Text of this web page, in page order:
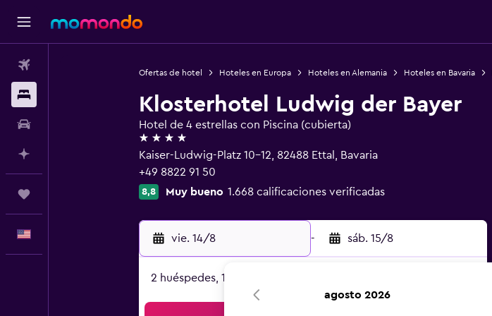
Ofertas de hotel Hoteles en Europa Hoteles en Alemania Hoteles en Bavaria
Klosterhotel Ludwig der Bayer
Hotel de 4 estrellas con Piscina (cubierta)
4 estrellas
Kaiser-Ludwig-Platz 10-12, 82488 Ettal, Bavaria
+49 8822 91 50
8,8 Muy bueno 1.668 calificaciones verificadas
vie. 14/8 - sáb. 15/8
2 huéspedes, 1 habitación
agosto 2026